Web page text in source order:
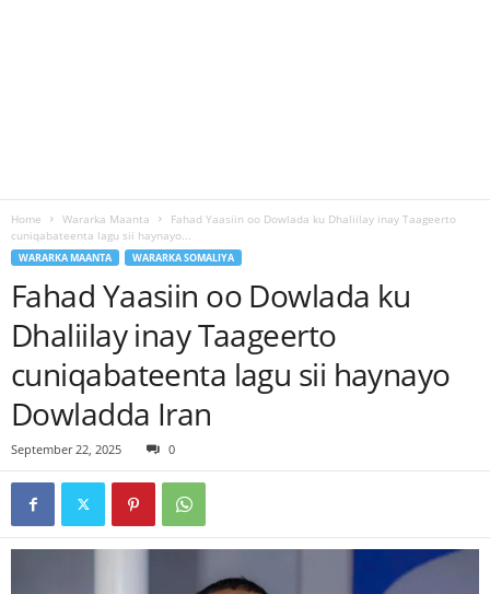
Home Wararka Maanta
Fahad Yaasiin oo Dowlada ku Dhaliilay inay Taageerto
cuniqabateenta lagu sii haynayo...
WARARKA MAANTA WARARKA SOMALIYA
Fahad Yaasiin oo Dowlada ku
Dhaliilay inay Taageerto
cuniqabateenta lagu sii haynayo
Dowladda Iran
September 22, 2025 0